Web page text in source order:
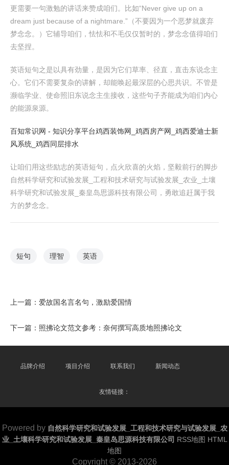
更需要一句激勉的讲话来赞成咱们。比如“Never give up on a
dream just because of a nightmare.”（不要因为一个恶梦就废弃
梦念念。）它辅导咱们，怯怯和不毛仅仅暂时的，梦念念值得咱们
去坚捏。
英语短句之是以具有劲量，是因为它们草率、径直，直击东说念主
心。它们不需要复杂的讲解，却能唤起最深层的心思共识。不管是
濒临学业、使命照旧东说念主生接收，这些句子齐能成为咱们内心
的能源泉源。
百知常识网 - 知识分享平台鸡西装饰网_鸡西房产网_鸡西爱迪士新
风系统_鸡西同层排水
让咱们用这些励志的英语短句，点火欣喜的火焰，坚毅前行的脚步
自然科学研究和试验发展_工程和技术研究与试验发展_农业_土壤
科学研究和试验发展_秦皇岛思源科技有限公司，勇敢追赶属于我
方的梦念念。
短句 理智 英语
上一篇： 爱故国名言名句，激励爱国情
下一篇： 照拂论文范文参考：奈何撰写高质地照拂论文
品牌介绍 项目介绍 联系我们 新闻动态
友情链接：
Powered by 自然科学研究和试验发展_工程和技术研究与试验发展_农
业_土壤科学研究和试验发展_秦皇岛思源科技有限公司 RSS地图 HTML
地图
Copyright © 2013-2026